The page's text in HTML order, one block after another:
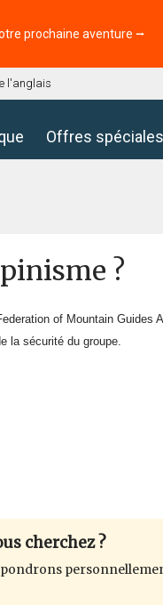
prochaine aventure ⭢
l'anglais
Offres spéciales
?
of Mountain Guides
la sécurité du groupe.
cherchez ?